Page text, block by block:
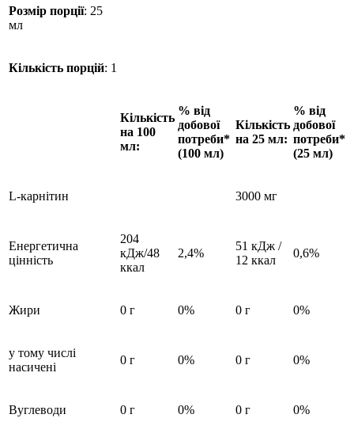
Розмір порції: 25
мл
Кількість порцій: 1
Кількість
на 100
мл:
% від
добової
потреби*
(100 мл)
Кількість
на 25 мл:
% від
добової
потреби*
(25 мл)
L-карнітин 3000 мг
Енергетична
цінність
204
кДж/48
ккал
2,4%
51 кДж /
12 ккал
0,6%
Жири 0 г 0% 0 г 0%
у тому числі
насичені
0 г 0% 0 г 0%
Вуглеводи 0 г 0% 0 г 0%